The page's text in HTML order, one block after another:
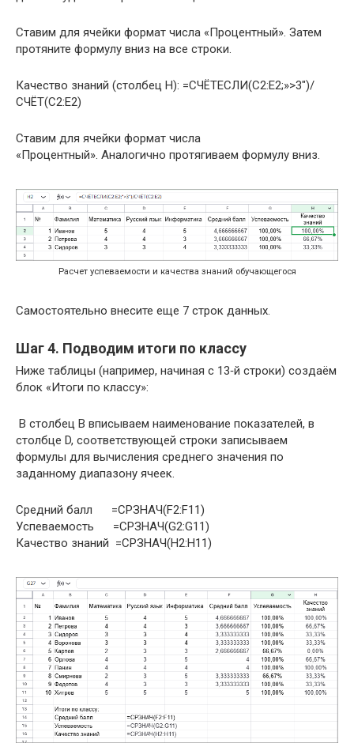
Ставим для ячейки формат числа «Процентный». Затем
протяните формулу вниз на все строки.
Качество знаний (столбец H): =СЧЁТЕСЛИ(C2:E2;»>3″)/
СЧЁТ(C2:E2)
Ставим для ячейки формат числа
«Процентный». Аналогично протягиваем формулу вниз.
Расчет успеваемости и качества знаний обучающегося
Самостоятельно внесите еще 7 строк данных.
Шаг 4. Подводим итоги по классу
Ниже таблицы (например, начиная с 13‑й строки) создаём
блок «Итоги по классу»:
В столбец B вписываем наименование показателей, в
столбце D, соответствующей строки записываем
формулы для вычисления среднего значения по
заданному диапазону ячеек.
Средний балл =СРЗНАЧ(F2:F11)
Успеваемость =СРЗНАЧ(G2:G11)
Качество знаний =СРЗНАЧ(H2:H11)